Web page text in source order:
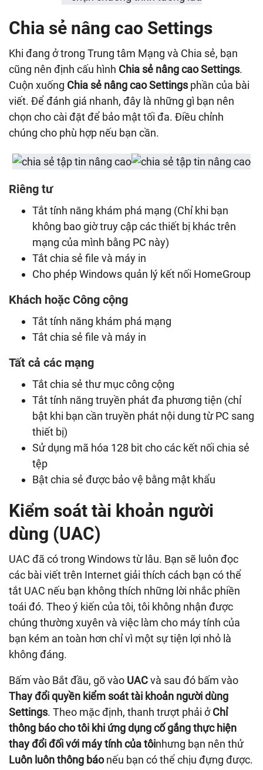
Chia sẻ nâng cao Settings
Khi đang ở trong Trung tâm Mạng và Chia sẻ, bạn
cũng nên định cấu hình Chia sẻ nâng cao Settings.
Cuộn xuống Chia sẻ nâng cao Settings phần của bài
viết. Để đánh giá nhanh, đây là những gì bạn nên
chọn cho cài đặt để bảo mật tối đa. Điều chỉnh
chúng cho phù hợp nếu bạn cần.
Riêng tư
Tắt tính năng khám phá mạng (Chỉ khi bạn
không bao giờ truy cập các thiết bị khác trên
mạng của mình bằng PC này)
Tắt chia sẻ file và máy in
Cho phép Windows quản lý kết nối HomeGroup
Khách hoặc Công cộng
Tắt tính năng khám phá mạng
Tắt chia sẻ file và máy in
Tất cả các mạng
Tắt chia sẻ thư mục công cộng
Tắt tính năng truyền phát đa phương tiện (chỉ
bật khi bạn cần truyền phát nội dung từ PC sang
thiết bị)
Sử dụng mã hóa 128 bit cho các kết nối chia sẻ
tệp
Bật chia sẻ được bảo vệ bằng mật khẩu
Kiểm soát tài khoản người
dùng (UAC)
UAC đã có trong Windows từ lâu. Bạn sẽ luôn đọc
các bài viết trên Internet giải thích cách bạn có thể
tắt UAC nếu bạn không thích những lời nhắc phiền
toái đó. Theo ý kiến ​​​​của tôi, tôi không nhận được
chúng thường xuyên và việc làm cho máy tính của
bạn kém an toàn hơn chỉ vì một sự tiện lợi nhỏ là
không đáng.
Bấm vào Bắt đầu, gõ vào UACvà sau đó bấm vào
Thay đổi quyền kiểm soát tài khoản người dùng
Settings. Theo mặc định, thanh trượt phải ởChỉ
thông báo cho tôi khi ứng dụng cố gắng thực hiện
thay đổi đối với máy tính của tôinhưng bạn nên thử
Luôn luôn thông báonếu bạn có thể chịu đựng được.